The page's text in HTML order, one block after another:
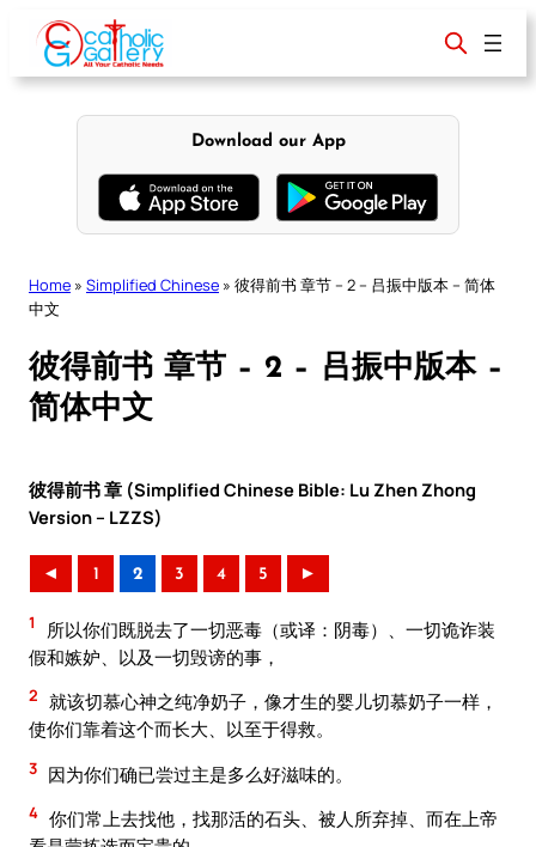
content
Download our App
Home » Simplified Chinese » 彼得前书 章节 – 2 – 吕振中版本 – 简体
中文
彼得前书 章节 – 2 – 吕振中版本 –
简体中文
彼得前书 章 (Simplified Chinese Bible: Lu Zhen Zhong
Version – LZZS)
◄ 1 2 3 4 5 ►
1
所以你们既脱去了一切恶毒（或译：阴毒）、一切诡诈装
假和嫉妒、以及一切毁谤的事，
2 就该切慕心神之纯净奶子，像才生的婴儿切慕奶子一样，
使你们靠着这个而长大、以至于得救。
3 因为你们确已尝过主是多么好滋味的。
4 你们常上去找他，找那活的石头、被人所弃掉、而在上帝